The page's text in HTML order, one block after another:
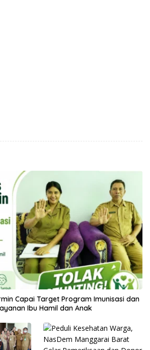
Capai Target Program Imunisasi dan
Ibu Hamil dan Anak